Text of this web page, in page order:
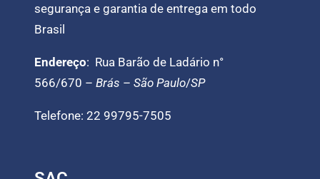
segurança e garantia de entrega em todo
Brasil
Endereço: Rua Barão de Ladário n°
566/670 – Brás – São Paulo/SP
Telefone: 22 99795-7505